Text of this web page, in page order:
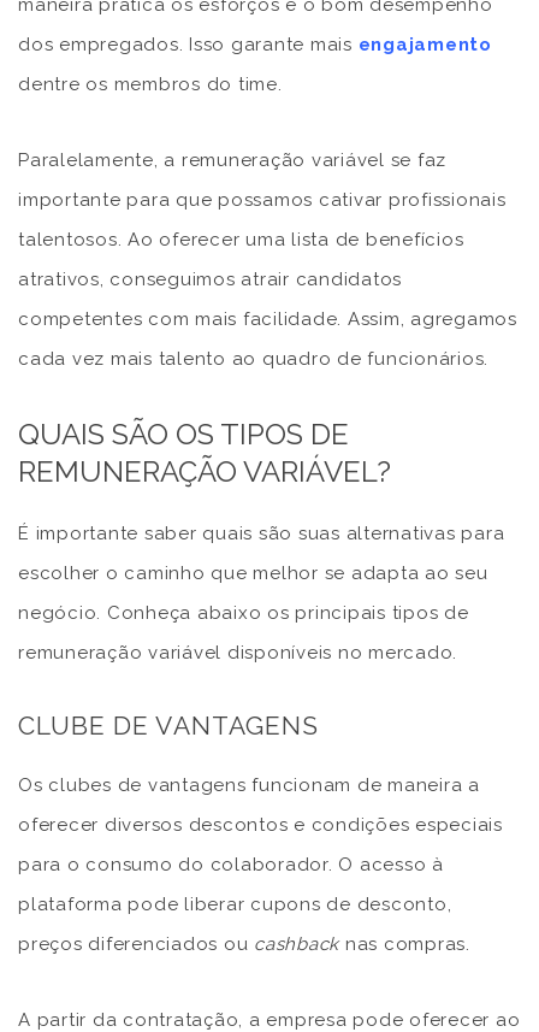
maneira prática os esforços e o bom desempenho
dos empregados. Isso garante mais engajamento
dentre os membros do time.
Paralelamente, a remuneração variável se faz
importante para que possamos cativar profissionais
talentosos. Ao oferecer uma lista de benefícios
atrativos, conseguimos atrair candidatos
competentes com mais facilidade. Assim, agregamos
cada vez mais talento ao quadro de funcionários.
QUAIS SÃO OS TIPOS DE
REMUNERAÇÃO VARIÁVEL?
É importante saber quais são suas alternativas para
escolher o caminho que melhor se adapta ao seu
negócio. Conheça abaixo os principais tipos de
remuneração variável disponíveis no mercado.
CLUBE DE VANTAGENS
Os clubes de vantagens funcionam de maneira a
oferecer diversos descontos e condições especiais
para o consumo do colaborador. O acesso à
plataforma pode liberar cupons de desconto,
preços diferenciados ou cashbacknas compras.
A partir da contratação, a empresa pode oferecer ao